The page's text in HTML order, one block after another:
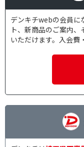
デンキチwebの会員に
ト、新商品のご案内
いただけます。入会費